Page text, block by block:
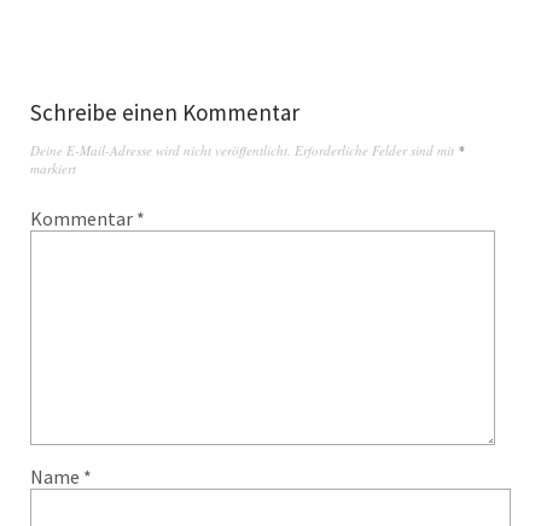
Schreibe einen Kommentar
Deine E-Mail-Adresse wird nicht veröffentlicht. Erforderliche Felder sind mit *
markiert
Kommentar *
Name *